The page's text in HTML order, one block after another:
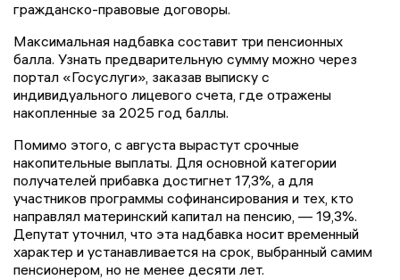
гражданско-правовые договоры.
Максимальная надбавка составит три пенсионных
балла. Узнать предварительную сумму можно через
портал «Госуслуги», заказав выписку с
индивидуального лицевого счета, где отражены
накопленные за 2025 год баллы.
Помимо этого, с августа вырастут срочные
накопительные выплаты. Для основной категории
получателей прибавка достигнет 17,3%, а для
участников программы софинансирования и тех, кто
направлял материнский капитал на пенсию, — 19,3%.
Депутат уточнил, что эта надбавка носит временный
характер и устанавливается на срок, выбранный самим
пенсионером, но не менее десяти лет.